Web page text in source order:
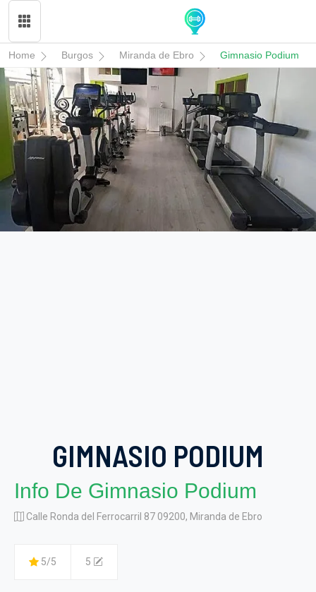
Home Burgos Miranda de Ebro Gimnasio Podium
GIMNASIO PODIUM
Info De Gimnasio Podium
Calle Ronda del Ferrocarril 87 09200, Miranda de Ebro
5/5 5